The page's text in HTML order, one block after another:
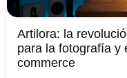
Artilora: la
para la fotografía y
commerce